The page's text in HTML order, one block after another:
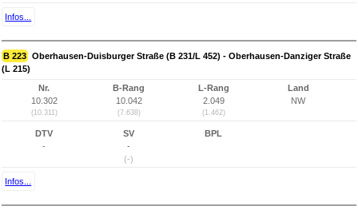
Infos...
B 223 Oberhausen-Duisburger Straße (B 231/L 452) - Oberhausen-Danziger Straße
(L 215)
Nr.
10.302
(10.311)
B-Rang
10.042
(7.638)
L-Rang
2.049
(1.462)
Land
NW
DTV
-
SV
-
(-)
BPL
Infos...